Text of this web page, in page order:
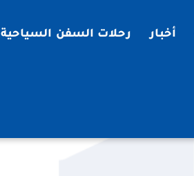
أخبار رحلات السفن السياحية